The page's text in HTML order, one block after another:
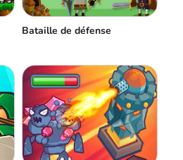
Bataille de défense